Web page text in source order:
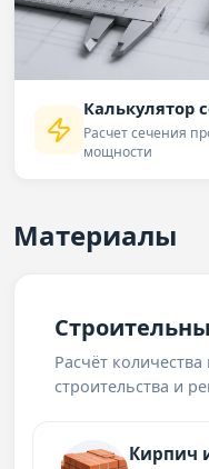
Калькулятор
Расчет сечения
мощности
Материалы
Расчёт
строительства и
Кирпич